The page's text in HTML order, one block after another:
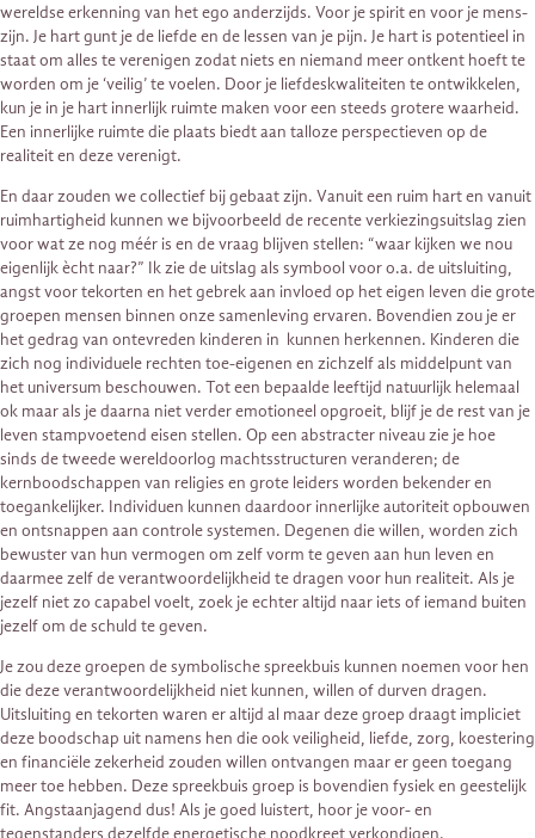
wereldse erkenning van het ego anderzijds. Voor je spirit en voor je mens-
zijn. Je hart gunt je de liefde en de lessen van je pijn. Je hart is potentieel in
staat om alles te verenigen zodat niets en niemand meer ontkent hoeft te
worden om je ‘veilig’ te voelen. Door je liefdeskwaliteiten te ontwikkelen,
kun je in je hart innerlijk ruimte maken voor een steeds grotere waarheid.
Een innerlijke ruimte die plaats biedt aan talloze perspectieven op de
realiteit en deze verenigt.
En daar zouden we collectief bij gebaat zijn. Vanuit een ruim hart en vanuit
ruimhartigheid kunnen we bijvoorbeeld de recente verkiezingsuitslag zien
voor wat ze nog méér is en de vraag blijven stellen: “waar kijken we nou
eigenlijk ècht naar?” Ik zie de uitslag als symbool voor o.a. de uitsluiting,
angst voor tekorten en het gebrek aan invloed op het eigen leven die grote
groepen mensen binnen onze samenleving ervaren. Bovendien zou je er
het gedrag van ontevreden kinderen in kunnen herkennen. Kinderen die
zich nog individuele rechten toe-eigenen en zichzelf als middelpunt van
het universum beschouwen. Tot een bepaalde leeftijd natuurlijk helemaal
ok maar als je daarna niet verder emotioneel opgroeit, blijf je de rest van je
leven stampvoetend eisen stellen. Op een abstracter niveau zie je hoe
sinds de tweede wereldoorlog machtsstructuren veranderen; de
kernboodschappen van religies en grote leiders worden bekender en
toegankelijker. Individuen kunnen daardoor innerlijke autoriteit opbouwen
en ontsnappen aan controle systemen. Degenen die willen, worden zich
bewuster van hun vermogen om zelf vorm te geven aan hun leven en
daarmee zelf de verantwoordelijkheid te dragen voor hun realiteit. Als je
jezelf niet zo capabel voelt, zoek je echter altijd naar iets of iemand buiten
jezelf om de schuld te geven.
Je zou deze groepen de symbolische spreekbuis kunnen noemen voor hen
die deze verantwoordelijkheid niet kunnen, willen of durven dragen.
Uitsluiting en tekorten waren er altijd al maar deze groep draagt impliciet
deze boodschap uit namens hen die ook veiligheid, liefde, zorg, koestering
en financiële zekerheid zouden willen ontvangen maar er geen toegang
meer toe hebben. Deze spreekbuis groep is bovendien fysiek en geestelijk
fit. Angstaanjagend dus! Als je goed luistert, hoor je voor- en
tegenstanders dezelfde energetische noodkreet verkondigen.